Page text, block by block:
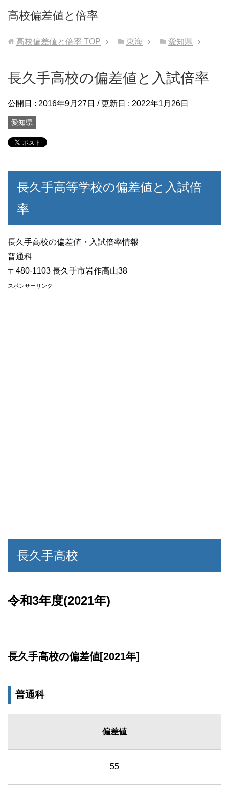
高校偏差値と倍率
高校偏差値と倍率 TOP 東海 愛知県
長久手高校の偏差値と入試倍率
公開日 : 2016年9月27日 / 更新日 : 2022年1月26日
愛知県
長久手高等学校の偏差値と入試倍
率
長久手高校の偏差値・入試倍率情報
普通科
〒480-1103 長久手市岩作高山38
スポンサーリンク
長久手高校
令和3年度(2021年)
長久手高校の偏差値[2021年]
普通科
偏差値
55